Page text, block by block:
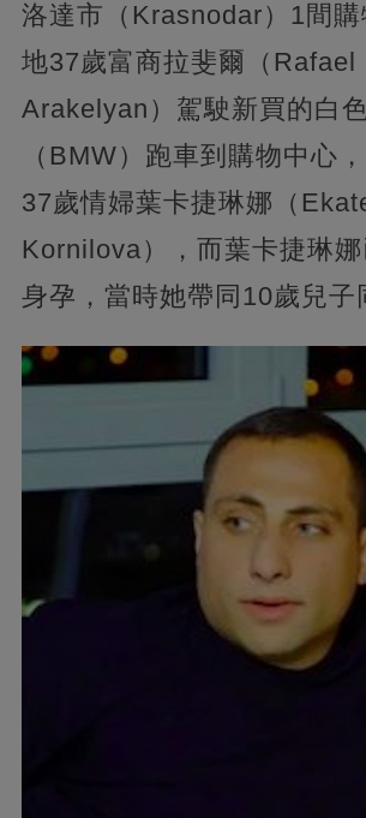
洛達市（Krasnodar）1間
地37歲富商拉斐爾（Rafael
Arakelyan）駕駛新買的白
（BMW）跑車到購物中心
37歲情婦葉卡捷琳娜（
Kornilova），而葉卡捷琳娜
身孕，當時她帶同10歲兒子